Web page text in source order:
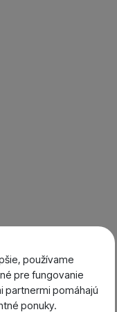
používame
pre fungovanie
partnermi pomáhajú
ponuky.